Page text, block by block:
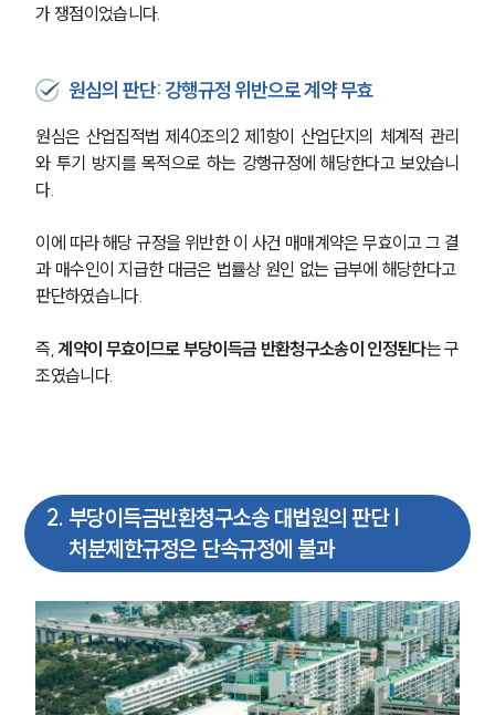
가 쟁점이었습니다.
원심의 판단: 강행규정 위반으로 계약 무효
원심은 산업집적법 제40조의2 제1항이 산업단지의 체계적 관리
와 투기 방지를 목적으로 하는 강행규정에 해당한다고 보았습니
다.
이에 따라 해당 규정을 위반한 이 사건 매매계약은 무효이고 그 결
과 매수인이 지급한 대금은 법률상 원인 없는 급부에 해당한다고
판단하였습니다.
즉, 계약이 무효이므로 부당이득금 반환청구소송이 인정된다는 구
조였습니다.
2. 부당이득금반환청구소송 대법원의 판단 |
처분제한규정은 단속규정에 불과